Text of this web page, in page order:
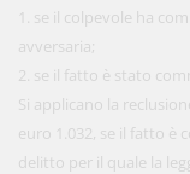
1. se il colpevole ha
avversaria;
2. se il fatto è stato
Si applicano la
euro 1.032, se il fatto è
delitto per il quale la